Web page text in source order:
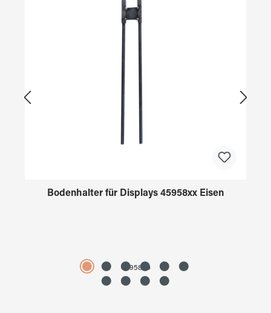
Bodenhalter für Displays 45958xx Eisen
4595890